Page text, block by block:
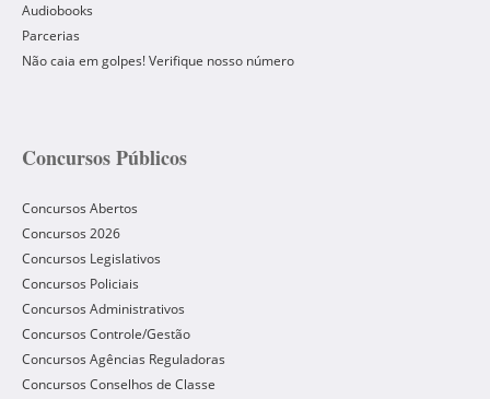
Audiobooks
Parcerias
Não caia em golpes! Verifique nosso número
Concursos Públicos
Concursos Abertos
Concursos 2026
Concursos Legislativos
Concursos Policiais
Concursos Administrativos
Concursos Controle/Gestão
Concursos Agências Reguladoras
Concursos Conselhos de Classe